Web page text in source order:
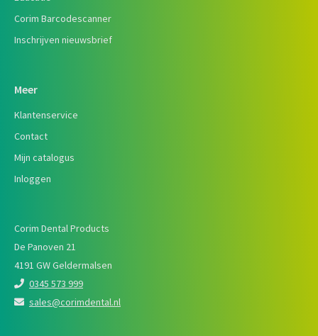
Corim Barcodescanner
Inschrijven nieuwsbrief
Meer
Klantenservice
Contact
Mijn catalogus
Inloggen
Corim Dental Products
De Panoven 21
4191 GW Geldermalsen
0345 573 999
sales@corimdental.nl